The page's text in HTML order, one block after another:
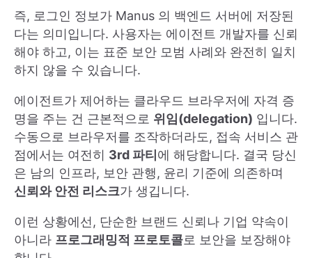
즉, 로그인 정보가 Manus 의 백엔드 서버에 저장된
다는 의미입니다. 사용자는 에이전트 개발자를 신뢰
해야 하고, 이는 표준 보안 모범 사례와 완전히 일치
하지 않을 수 있습니다.
에이전트가 제어하는 클라우드 브라우저에 자격 증
명을 주는 건 근본적으로 위임(delegation) 입니다.
수동으로 브라우저를 조작하더라도, 접속 서비스 관
점에서는 여전히 3rd 파티에 해당합니다. 결국 당신
은 남의 인프라, 보안 관행, 윤리 기준에 의존하며
신뢰와 안전 리스크가 생깁니다.
이런 상황에선, 단순한 브랜드 신뢰나 기업 약속이
아니라 프로그래밍적 프로토콜로 보안을 보장해야